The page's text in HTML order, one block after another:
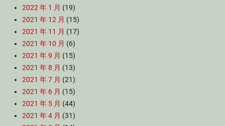
2022 年 1 月 (19)
2021 年 12 月 (15)
2021 年 11 月 (17)
2021 年 10 月 (6)
2021 年 9 月 (15)
2021 年 8 月 (13)
2021 年 7 月 (21)
2021 年 6 月 (15)
2021 年 5 月 (44)
2021 年 4 月 (31)